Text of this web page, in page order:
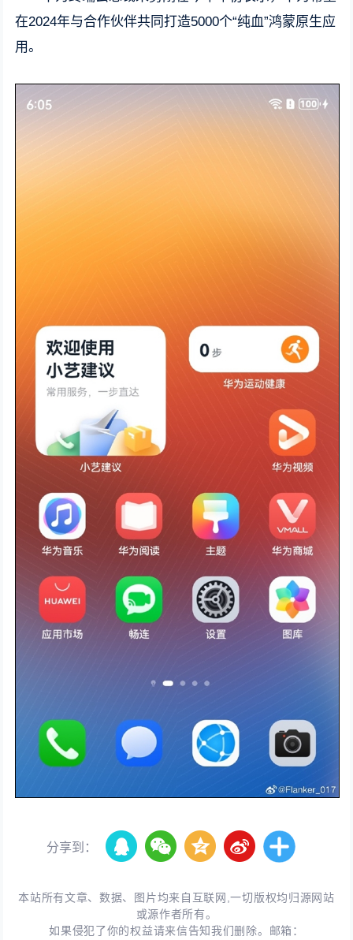
在2024年与合作伙伴共同打造5000个“纯血”鸿蒙原生应
用。
分享到：
本站所有文章、数据、图片均来自互联网,一切版权均归源网站
或源作者所有。
如果侵犯了你的权益请来信告知我们删除。邮箱：